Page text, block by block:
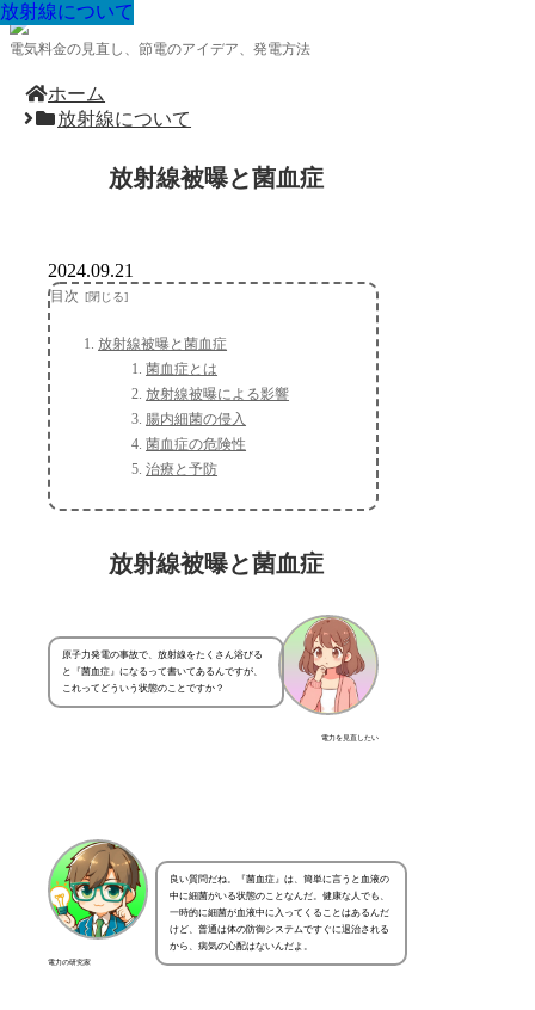
電気料金の見直し、節電のアイデア、発電方法
ホーム
放射線について
放射線被曝と菌血症
放射線について
2024.09.21
目次
放射線被曝と菌血症
菌血症とは
放射線被曝による影響
腸内細菌の侵入
菌血症の危険性
治療と予防
放射線被曝と菌血症
電力を見直したい
原子力発電の事故で、放射線をたくさん浴びる
と『菌血症』になるって書いてあるんですが、
これってどういう状態のことですか？
電力の研究家
良い質問だね。『菌血症』は、簡単に言うと血液の
中に細菌がいる状態のことなんだ。健康な人でも、
一時的に細菌が血液中に入ってくることはあるんだ
けど、普通は体の防御システムですぐに退治される
から、病気の心配はないんだよ。
放射線について
放射線について
放射線について
放射線について
放射線について
放射線について
放射線について
放射線について